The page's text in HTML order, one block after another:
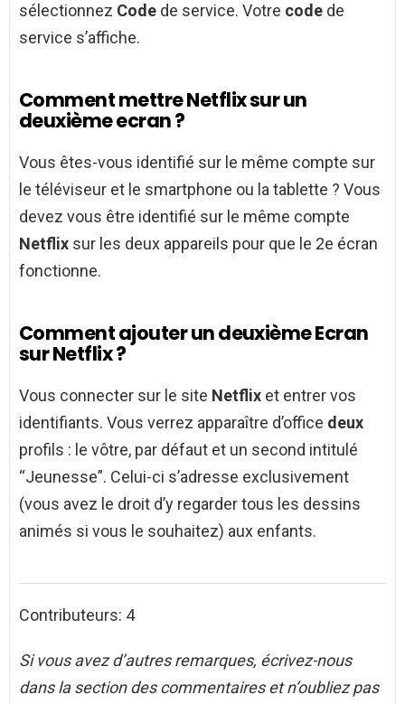
sélectionnez Code de service. Votre code de
service s’affiche.
Comment mettre Netflix sur un
deuxième ecran ?
Vous êtes-vous identifié sur le même compte sur
le téléviseur et le smartphone ou la tablette ? Vous
devez vous être identifié sur le même compte
Netflix sur les deux appareils pour que le 2e écran
fonctionne.
Comment ajouter un deuxième Ecran
sur Netflix ?
Vous connecter sur le site Netflix et entrer vos
identifiants. Vous verrez apparaître d’office deux
profils : le vôtre, par défaut et un second intitulé
“Jeunesse”. Celui-ci s’adresse exclusivement
(vous avez le droit d’y regarder tous les dessins
animés si vous le souhaitez) aux enfants.
Contributeurs: 4
Si vous avez d’autres remarques, écrivez-nous
dans la section des commentaires et n’oubliez pas